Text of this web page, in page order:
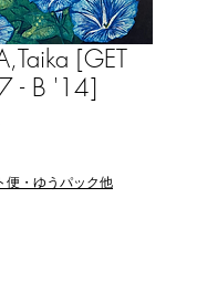
[GET
- B '14]
便・ゆうパック他